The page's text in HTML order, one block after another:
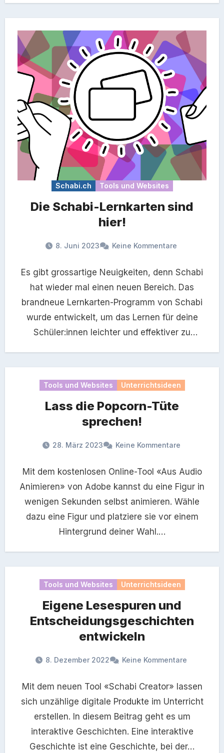
Schabi.ch Tools und Websites
Die Schabi-Lernkarten sind
hier!
8. Juni 2023 Keine Kommentare
Es gibt grossartige Neuigkeiten, denn Schabi
hat wieder mal einen neuen Bereich. Das
brandneue Lernkarten-Programm von Schabi
wurde entwickelt, um das Lernen für deine
Schüler:innen leichter und effektiver zu
Tools und Websites Unterrichtsideen
Lass die Popcorn-Tüte
sprechen!
28. März 2023 Keine Kommentare
Mit dem kostenlosen Online-Tool «Aus Audio
Animieren» von Adobe kannst du eine Figur in
wenigen Sekunden selbst animieren. Wähle
dazu eine Figur und platziere sie vor einem
Hintergrund deiner Wahl.…
Tools und Websites Unterrichtsideen
Eigene Lesespuren und
Entscheidungsgeschichten
entwickeln
8. Dezember 2022 Keine Kommentare
Mit dem neuen Tool «Schabi Creator» lassen
sich unzählige digitale Produkte im Unterricht
erstellen. In diesem Beitrag geht es um
interaktive Geschichten. Eine interaktive
Geschichte ist eine Geschichte, bei der…